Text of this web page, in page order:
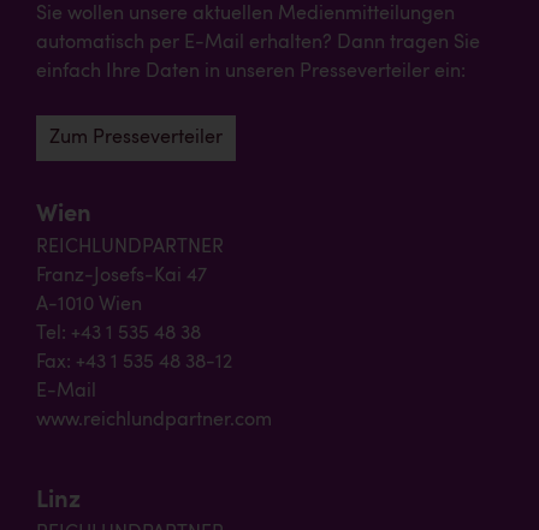
Sie wollen unsere aktuellen Medienmitteilungen
automatisch per E-Mail erhalten? Dann tragen Sie
einfach Ihre Daten in unseren Presseverteiler ein:
Zum Presseverteiler
Wien
REICHLUNDPARTNER
Franz-Josefs-Kai 47
A-1010 Wien
Tel: +43 1 535 48 38
Fax: +43 1 535 48 38-12
E-Mail
www.reichlundpartner.com
Linz